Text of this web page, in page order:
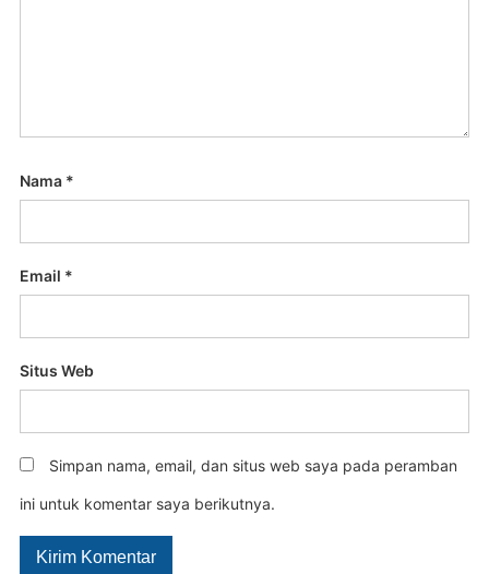
Nama *
Email *
Situs Web
Simpan nama, email, dan situs web saya pada peramban
ini untuk komentar saya berikutnya.